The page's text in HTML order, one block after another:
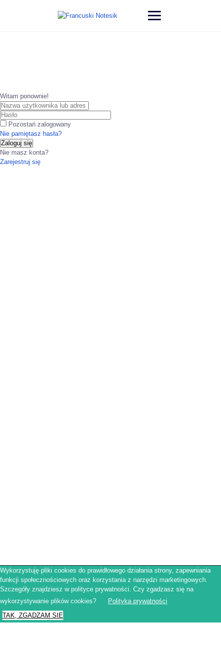
Witam ponownie!
Pozostań zalogowany
Nie pamiętasz hasła?
Zaloguj się
Nie masz konta?
Zarejestruj się
Regulamin sklepu
Polityka prywatności
Obowiązek informacyjny RODO
Wykorzystuję pliki cookies do prawidłowego działania strony, zapewniania
funkcji społecznościowych oraz korzystania z narzędzi marketingowych.
Szczegóły znajdziesz w polityce prywatności. Czy zgadzasz się na
wykorzystywanie plików cookies?
Polityka prywatności
TAK, ZGADZAM SIĘ